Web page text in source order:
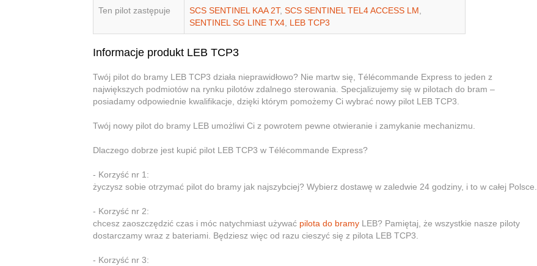
Ten pilot zastępuje SCS SENTINEL KAA 2T, SCS SENTINEL TEL4 ACCESS LM,
SENTINEL SG LINE TX4, LEB TCP3
Informacje produkt LEB TCP3
Twój pilot do bramy LEB TCP3 działa nieprawidłowo? Nie martw się, Télécommande Express to jeden z
największych podmiotów na rynku pilotów zdalnego sterowania. Specjalizujemy się w pilotach do bram –
posiadamy odpowiednie kwalifikacje, dzięki którym pomożemy Ci wybrać nowy pilot LEB TCP3.
Twój nowy pilot do bramy LEB umożliwi Ci z powrotem pewne otwieranie i zamykanie mechanizmu.
Dlaczego dobrze jest kupić pilot LEB TCP3 w Télécommande Express?
- Korzyść nr 1:
życzysz sobie otrzymać pilot do bramy jak najszybciej? Wybierz dostawę w zaledwie 24 godziny, i to w całej Polsce.
- Korzyść nr 2:
chcesz zaoszczędzić czas i móc natychmiast używać pilota do bramy LEB? Pamiętaj, że wszystkie nasze piloty
dostarczamy wraz z bateriami. Będziesz więc od razu cieszyć się z pilota LEB TCP3.
- Korzyść nr 3: